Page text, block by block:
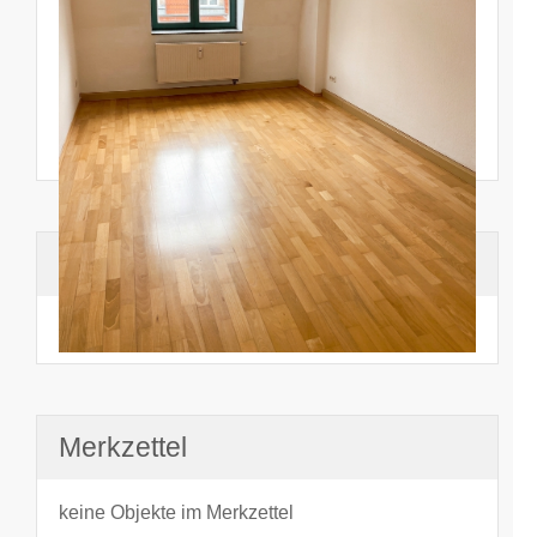
Suchhistorie
noch nichts angesehen
Merkzettel
keine Objekte im Merkzettel